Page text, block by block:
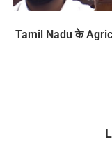
Tamil Nadu के